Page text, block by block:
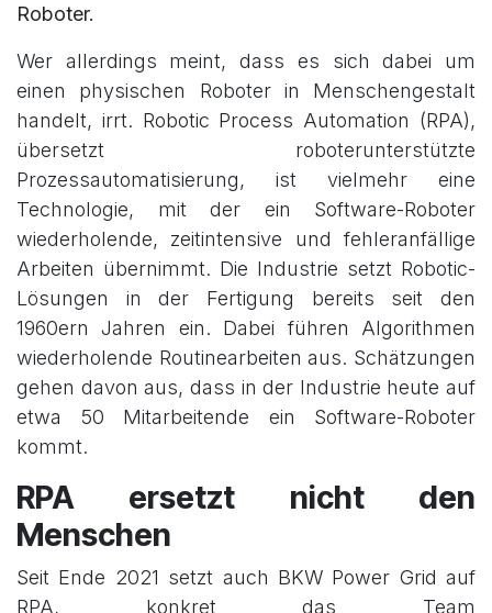
Roboter.
Wer allerdings meint, dass es sich dabei um
einen physischen Roboter in Menschengestalt
handelt, irrt. Robotic Process Automation (RPA),
übersetzt roboterunterstützte
Prozessautomatisierung, ist vielmehr eine
Technologie, mit der ein Software-Roboter
wiederholende, zeitintensive und fehleranfällige
Arbeiten übernimmt. Die Industrie setzt Robotic-
Lösungen in der Fertigung bereits seit den
1960ern Jahren ein. Dabei führen Algorithmen
wiederholende Routinearbeiten aus. Schätzungen
gehen davon aus, dass in der Industrie heute auf
etwa 50 Mitarbeitende ein Software-Roboter
kommt.
RPA ersetzt nicht den
Menschen
Seit Ende 2021 setzt auch BKW Power Grid auf
RPA, konkret das Team